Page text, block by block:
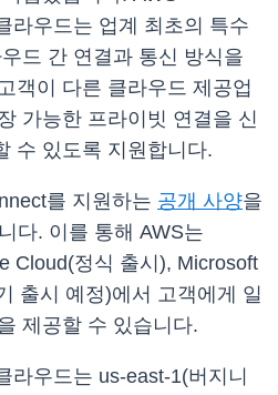
라우드는 업계 최초의 특수
드 간 연결과 통신 방식을
객이 다른 클라우드 제공업
가능한 프라이빗 연결을 신
수 있도록 지원합니다.
를 지원하는 공개 사양을
다. 이를 통해 AWS는
Cloud(정식 출시), Microsoft
출시 예정)에서 고객에게 일
제공할 수 있습니다.
라우드는 us-east-1(버지니